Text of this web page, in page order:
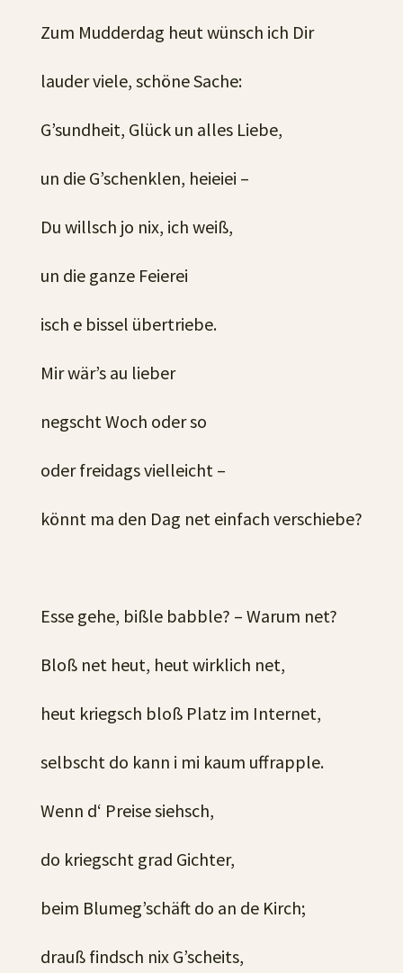
Zum Mudderdag heut wünsch ich Dir
lauder viele, schöne Sache:
G’sundheit, Glück un alles Liebe,
un die G’schenklen, heieiei –
Du willsch jo nix, ich weiß,
un die ganze Feierei
isch e bissel übertriebe.
Mir wär’s au lieber
negscht Woch oder so
oder freidags vielleicht –
könnt ma den Dag net einfach verschiebe?
Esse gehe, bißle babble? – Warum net?
Bloß net heut, heut wirklich net,
heut kriegsch bloß Platz im Internet,
selbscht do kann i mi kaum uffrapple.
Wenn d‘ Preise siehsch,
do kriegscht grad Gichter,
beim Blumeg’schäft do an de Kirch;
drauß findsch nix G’scheits,